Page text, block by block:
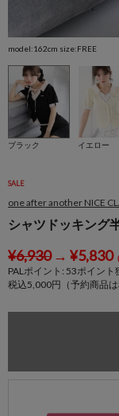
model:162cm size:FREE
ブラック イエロー
SALE
one after another NICE
シャツドッキング
¥6,930→ ¥5,830
PALポイント: 53ポイント
税込5,000円（予約商品